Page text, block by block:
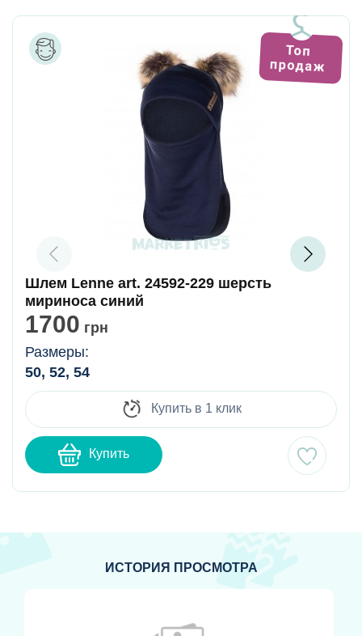
Шлем Lenne art. 24592-229 шерсть
мириноса синий
1700 грн
Размеры:
50, 52, 54
Купить в 1 клик
Купить
ИСТОРИЯ ПРОСМОТРА